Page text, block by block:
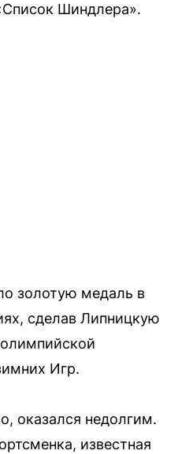
Шиндлера».
золотую медаль в
сделав Липницкую
Игр.
оказался недолгим.
известная